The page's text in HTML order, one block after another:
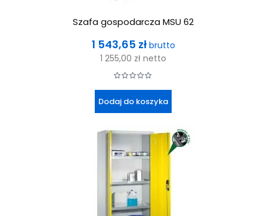
Szafa gospodarcza MSU 62
Cena
1 543,65 zł brutto
1 255,00 zł netto
Dodaj do koszyka